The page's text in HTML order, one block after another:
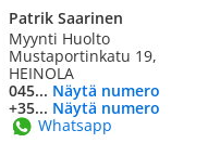
Patrik Saarinen
Myynti Huolto
Mustaportinkatu 19,
HEINOLA
045... Näytä numero
+35... Näytä numero
Whatsapp